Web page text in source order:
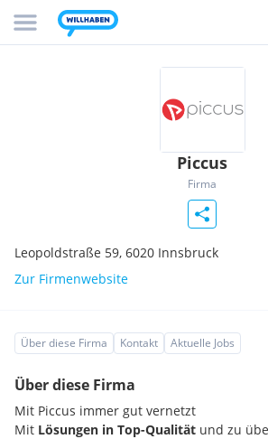
Piccus
Firma
Leopoldstraße 59, 6020 Innsbruck
Zur Firmenwebsite
Über diese Firma Kontakt Aktuelle Jobs
Über diese Firma
Mit Piccus immer gut vernetzt
Mit Lösungen in Top-Qualität und zu